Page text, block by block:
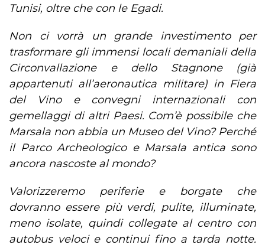
Tunisi, oltre che con le Egadi.
Non ci vorrà un grande investimento per
trasformare gli immensi locali demaniali della
Circonvallazione e dello Stagnone (già
appartenuti all’aeronautica militare) in Fiera
del Vino e convegni internazionali con
gemellaggi di altri Paesi. Com’è possibile che
Marsala non abbia un Museo del Vino? Perché
il Parco Archeologico e Marsala antica sono
ancora nascoste al mondo?
Valorizzeremo periferie e borgate che
dovranno essere più verdi, pulite, illuminate,
meno isolate, quindi collegate al centro con
autobus veloci e continui fino a tarda notte.